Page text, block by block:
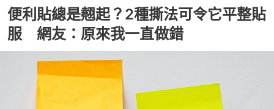
便利貼總是翹起？2種撕法可令它平整貼
服 網友：原來我一直做錯